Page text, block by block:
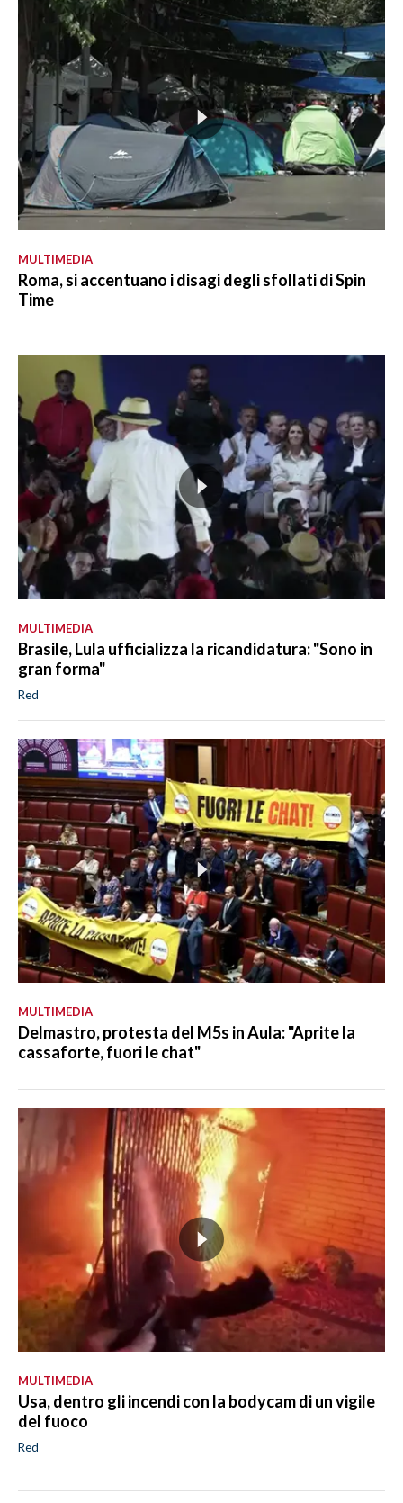
MULTIMEDIA
Roma, si accentuano i disagi degli sfollati di Spin
Time
MULTIMEDIA
Brasile, Lula ufficializza la ricandidatura: "Sono in
gran forma"
Red
MULTIMEDIA
Delmastro, protesta del M5s in Aula: "Aprite la
cassaforte, fuori le chat"
MULTIMEDIA
Usa, dentro gli incendi con la bodycam di un vigile
del fuoco
Red